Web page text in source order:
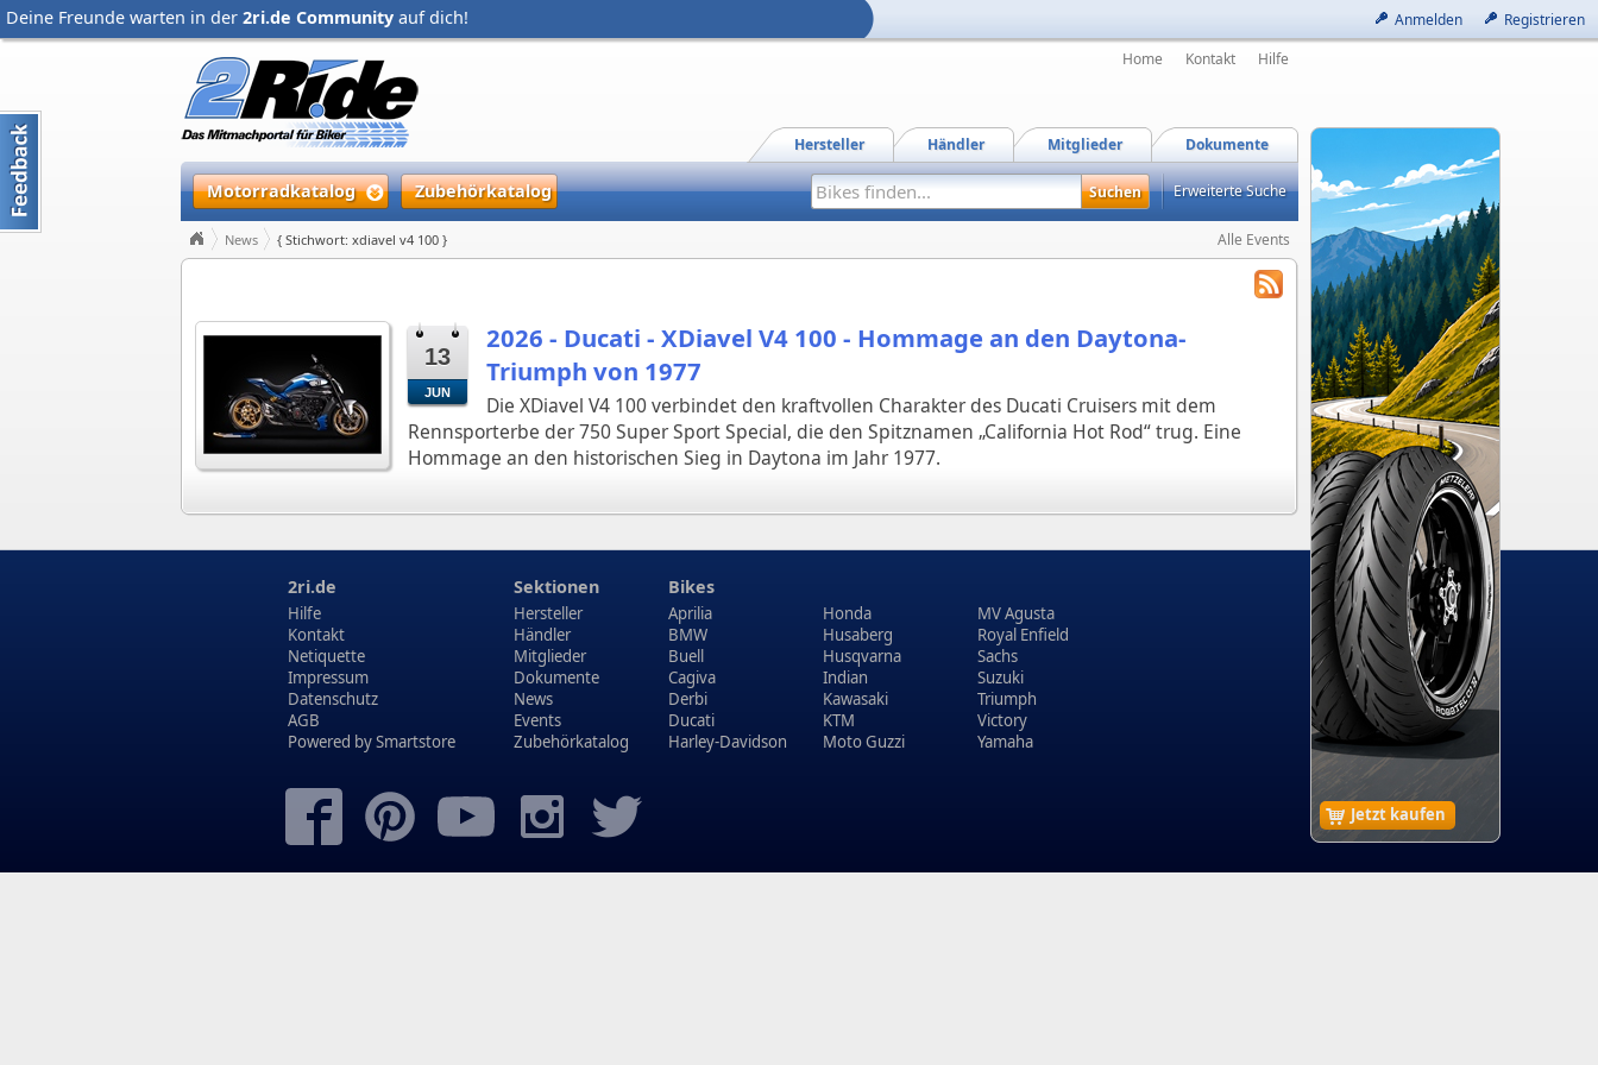
Anmelden Registrieren
Deine Freunde warten in der 2ri.de Community auf dich!
Jetzt kaufen
Home Kontakt Hilfe
Dokumente
Mitglieder
Händler
Hersteller
Motorradkatalog Zubehörkatalog Erweiterte Suche
Alle Events
News { Stichwort: xdiavel v4 100 }
13
JUN
2026 - Ducati - XDiavel V4 100 - Hommage an den Daytona-
Triumph von 1977
Die XDiavel V4 100 verbindet den kraftvollen Charakter des Ducati Cruisers mit dem
Rennsporterbe der 750 Super Sport Special, die den Spitznamen „California Hot Rod“ trug. Eine
Hommage an den historischen Sieg in Daytona im Jahr 1977.
2ri.de
Hilfe
Kontakt
Netiquette
Impressum
Datenschutz
AGB
Powered bySmartstore
Sektionen
Hersteller
Händler
Mitglieder
Dokumente
News
Events
Zubehörkatalog
Bikes
Aprilia
BMW
Buell
Cagiva
Derbi
Ducati
Harley-Davidson
Honda
Husaberg
Husqvarna
Indian
Kawasaki
KTM
Moto Guzzi
MV Agusta
Royal Enfield
Sachs
Suzuki
Triumph
Victory
Yamaha